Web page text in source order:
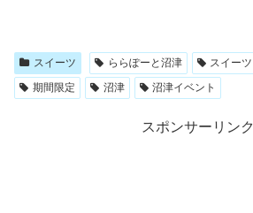
スイーツ ららぽーと沼津 スイーツ
期間限定
沼津 沼津イベント
スポンサーリンク